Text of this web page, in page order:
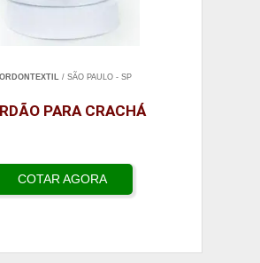
/ SÃO PAULO - SP
PARA CRACHÁ
COTAR AGORA